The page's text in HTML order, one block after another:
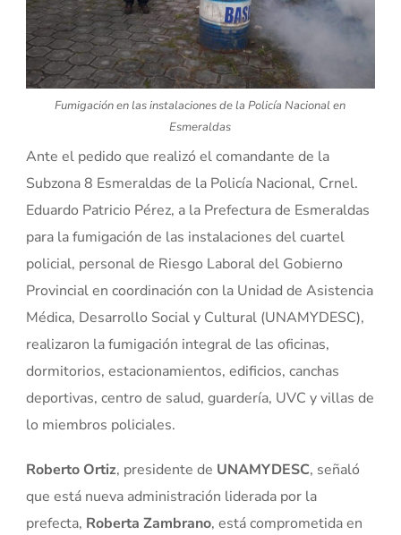
Fumigación en las instalaciones de la Policía Nacional en
Esmeraldas
Ante el pedido que realizó el comandante de la
Subzona 8 Esmeraldas de la Policía Nacional, Crnel.
Eduardo Patricio Pérez, a la Prefectura de Esmeraldas
para la fumigación de las instalaciones del cuartel
policial, personal de Riesgo Laboral del Gobierno
Provincial en coordinación con la Unidad de Asistencia
Médica, Desarrollo Social y Cultural (UNAMYDESC),
realizaron la fumigación integral de las oficinas,
dormitorios, estacionamientos, edificios, canchas
deportivas, centro de salud, guardería, UVC y villas de
lo miembros policiales.
Roberto Ortiz, presidente de UNAMYDESC, señaló
que está nueva administración liderada por la
prefecta, Roberta Zambrano, está comprometida en